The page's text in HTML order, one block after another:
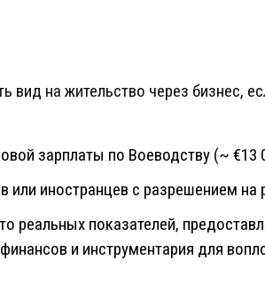
на жительство через бизнес,
зарплаты по Воеводству (~ €13
или иностранцев с разрешением на
реальных показателей,
и инструментария для